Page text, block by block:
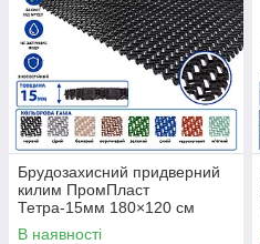
Брудозахисний придверний
килим ПромПласт
Тетра-15мм 180×120 см
Чорний
В наявності